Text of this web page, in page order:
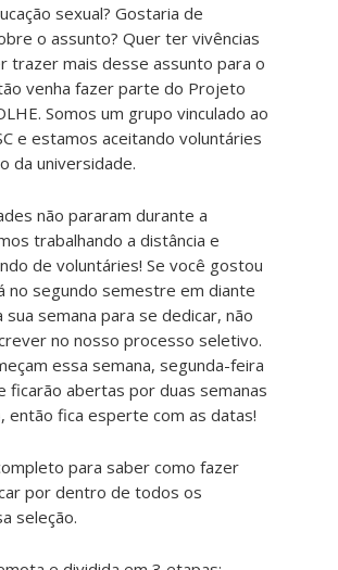
sexual? Gostaria de
o assunto? Quer ter vivências
trazer mais desse assunto para o
venha fazer parte do Projeto
Somos um grupo vinculado ao
e estamos aceitando voluntáries
da universidade.
não pararam durante a
trabalhando a distância e
de voluntáries! Se você gostou
no segundo semestre em diante
semana para se dedicar, não
no nosso processo seletivo.
essa semana, segunda-feira
ficarão abertas por duas semanas
então fica esperte com as datas!
para saber como fazer
por dentro de todos os
seleção.